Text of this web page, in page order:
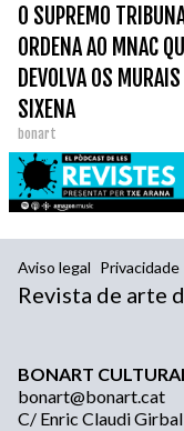
O SUPREMO
ORDENA AO MNAC
DEVOLVA OS
SIXENA
bonart
Aviso legal Privacidade
Revista de arte
BONART
bonart@bonart.cat
C/ Enric Claudi